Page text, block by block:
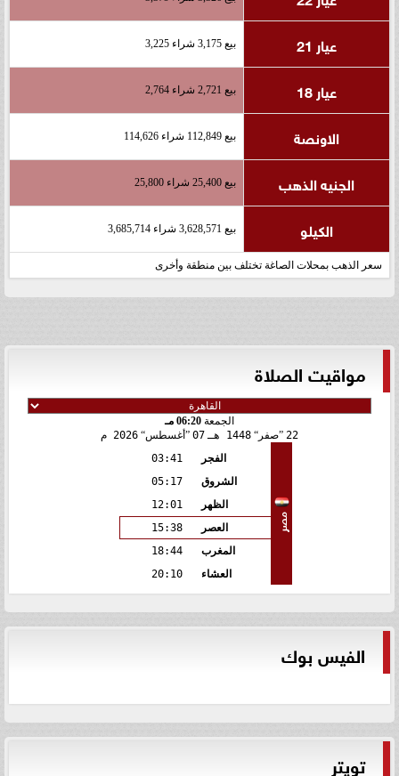
عيار 21 بيع 3,175 شراء 3,225
عيار 18 بيع 2,721 شراء 2,764
الاونصة بيع 112,849 شراء 114,626
الجنيه الذهب بيع 25,400 شراء 25,800
الكيلو بيع 3,628,571 شراء 3,685,714
سعر الذهب بمحلات الصاغة تختلف بين منطقة وأخرى
مواقيت الصلاة
الجمعة 06:20 مـ
22 صفر 1448 هـ 07 أغسطس 2026 م
مصر
الفجر
03:41
الشروق
05:17
الظهر
12:01
العصر
15:38
المغرب
18:44
العشاء
20:10
الفيس بوك
تويتر